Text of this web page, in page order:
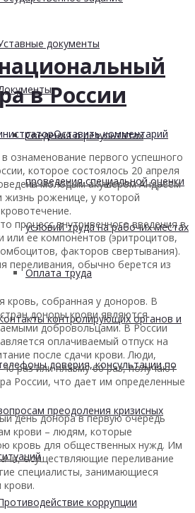
документы
Сведения о результатах
проведения специальной оценки
условий труда на рабочих местах
Оплата труда
контролирующих органов и
доверия, консультации по
преодоления кризисных
коррупции
в России
Оставить комментарий
ознаменование первого успешного
которое состоялось 20 апреля
молодым акушером Андреем
роженице, у которой
процесс внутривенного введения в
или ее компонентов (эритроцитов,
факторов свертывания).
переливания, обычно берется из
кровь, собранная у доноров. В
доноры крови являются
добровольцами. В России
оплачиваемый отпуск на
после сдачи крови. Люди,
раз или плазму 60 раз, получают
России, что дает им определенные
день донора в первую очередь
крови – людям, которые
кровь для общественных нужд. Им
осуществляющие переливание
специалисты, занимающиеся